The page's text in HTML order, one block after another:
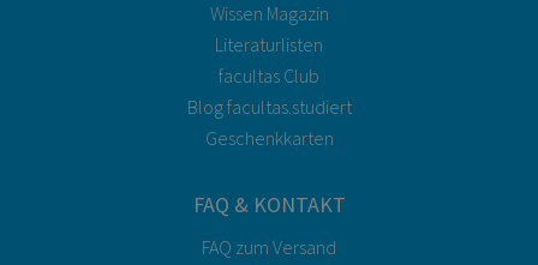
Wissen Magazin
Literaturlisten
facultas Club
Blog facultas.studiert
Geschenkkarten
FAQ & KONTAKT
FAQ zum Versand